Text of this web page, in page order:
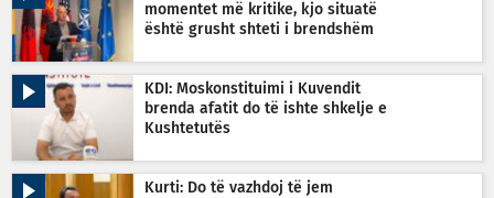
momentet më kritike, kjo situatë
është grusht shteti i brendshëm
KDI: Moskonstituimi i Kuvendit
brenda afatit do të ishte shkelje e
Kushtetutës
Kurti: Do të vazhdoj të jem